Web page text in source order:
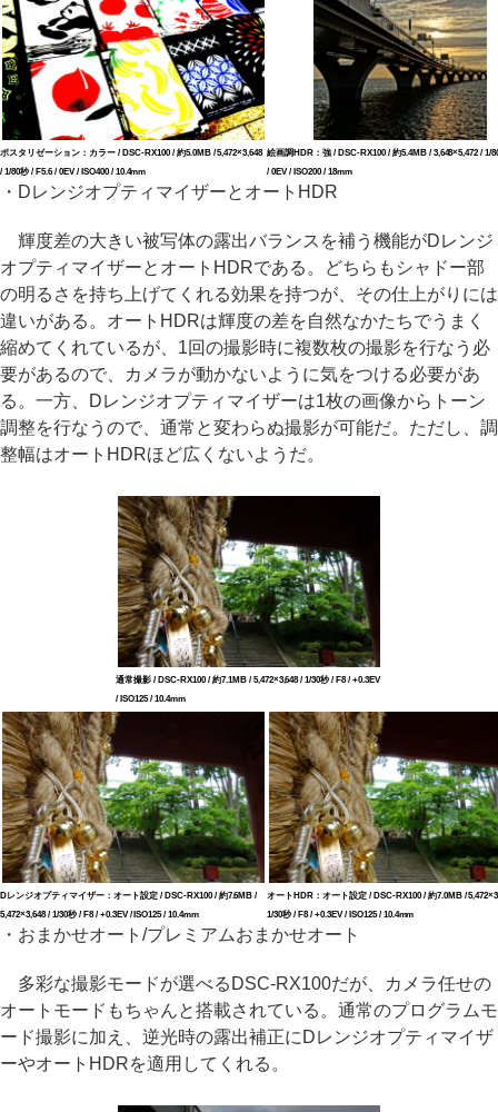
ポスタリゼーション：カラー / DSC-RX100 / 約5.0MB / 5,472×3,648
/ 1/80秒 / F5.6 / 0EV / ISO400 / 10.4mm
絵画調HDR：強 / DSC-RX100 / 約5.4MB / 3,648×5,472 / 1/
/ 0EV / ISO200 / 18mm
・DレンジオプティマイザーとオートHDR
輝度差の大きい被写体の露出バランスを補う機能がDレンジ
オプティマイザーとオートHDRである。どちらもシャドー部
の明るさを持ち上げてくれる効果を持つが、その仕上がりには
違いがある。オートHDRは輝度の差を自然なかたちでうまく
縮めてくれているが、1回の撮影時に複数枚の撮影を行なう必
要があるので、カメラが動かないように気をつける必要があ
る。一方、Dレンジオプティマイザーは1枚の画像からトーン
調整を行なうので、通常と変わらぬ撮影が可能だ。ただし、調
整幅はオートHDRほど広くないようだ。
通常撮影 / DSC-RX100 / 約7.1MB / 5,472×3,648 / 1/30秒 / F8 / +0.3EV
/ ISO125 / 10.4mm
Dレンジオプティマイザー：オート設定 / DSC-RX100 / 約7.6MB /
5,472×3,648 / 1/30秒 / F8 / +0.3EV / ISO125 / 10.4mm
オートHDR：オート設定 / DSC-RX100 / 約7.0MB /
1/30秒 / F8 / +0.3EV / ISO125 / 10.4mm
・おまかせオート/プレミアムおまかせオート
多彩な撮影モードが選べるDSC-RX100だが、カメラ任せの
オートモードもちゃんと搭載されている。通常のプログラムモ
ード撮影に加え、逆光時の露出補正にDレンジオプティマイザ
ーやオートHDRを適用してくれる。